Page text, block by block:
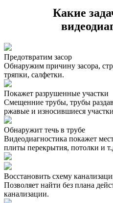
Какие
Предотвратим засор
Обнаружим причину засора,
тряпки, салфетки.
Покажет разрушенные участки
Смещенние трубы, трубы
ржавые и износившиеся
Обнаружит течь в трубе
Видеодиагностика покажет
плиты перекрытия, потолки и
Восстановить схему
Позволяет найти без плана
канализации.